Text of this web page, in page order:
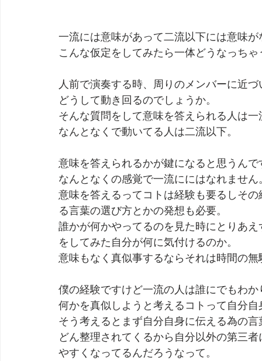
一流には意味があって二流以下には意味が
こんな仮定をしてみたら一体どうなっち
人前で演奏する時、周りのメンバーに近
どうして動き回るのでしょうか。
そんな質問をして意味を答えられる人は一
なんとなくで動いてる人は二流以下。
意味を答えられるかが鍵になると思うんで
なんとなくの感覚で一流ににはなれません
意味を答えるってコトは経験も要るしそ
る言葉の選び方とかの発想も必要。
誰かが何かやってるのを見た時にとりあ
をしてみた自分が何に気付けるのか。
意味もなく真似事するならそれは時間の無
僕の経験ですけど一流の人は誰にでもわ
何かを真似しようと考えるコトって自分
そう考えるとまず自分自身に伝える為の
どん整理されてくるから自分以外の第三
やすくなってるんだろうなって。